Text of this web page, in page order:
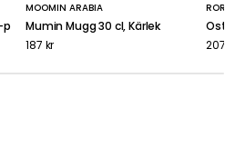
Äng
MOOMIN ARABIA
Mumin Mugg 30 cl, Kärlek
187 kr
207